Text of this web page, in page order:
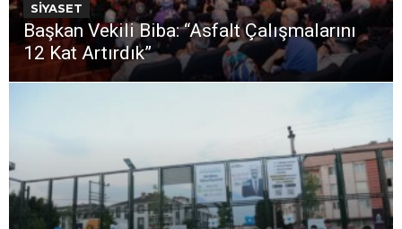
SİYASET
Başkan Vekili Biba: “Asfalt Çalışmalarını
12 Kat Artırdık”